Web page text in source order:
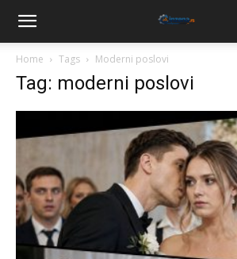
Home Tags Moderni poslovi
Tag: moderni poslovi